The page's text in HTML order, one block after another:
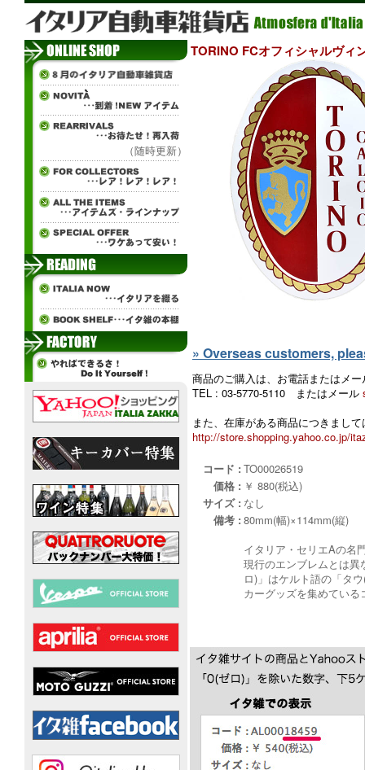
（随時更新）
TORINO FCオフィシャルヴィ
» Overseas customers,
商品のご購入は、お電話またはメ
TEL : 03-5770-5110 またはメール
また、在庫がある商品につきまし
http://store.shopping.yahoo.co.jp/
コード : TO00026519
価格 : ￥ 880(税込)
サイズ : なし
備考 : 80mm(幅)×114mm(縦)
イタリア・セリエAの名
現行のエンブレムとは
ロ)」はケルト語の「タ
カーグッズを集めてい